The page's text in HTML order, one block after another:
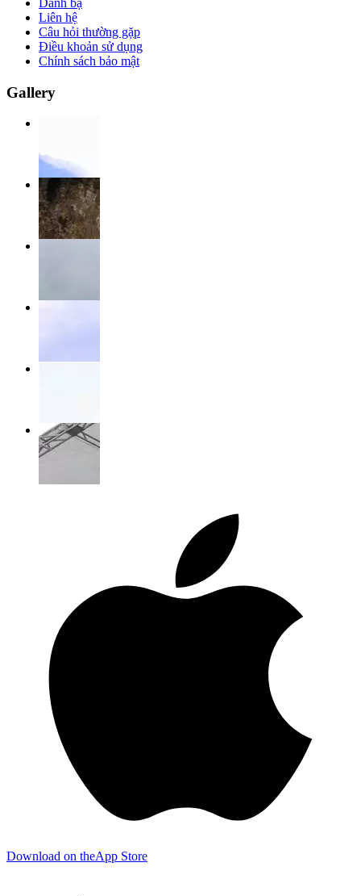
Danh bạ
Liên hệ
Câu hỏi thường gặp
Điều khoản sử dụng
Chính sách bảo mật
Gallery
Download on theApp Store